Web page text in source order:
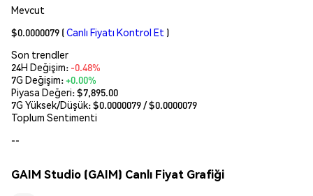
Mevcut
$0.0000079 (Canlı Fiyatı Kontrol Et )
Son trendler
24H Değişim: -0.48%
7G Değişim:+0.00%
Piyasa Değeri:$7,895.00
7G Yüksek/Düşük: $0.0000079/ $0.0000079
Toplum Sentimenti
--
GAIM Studio (GAIM) Canlı Fiyat Grafiği